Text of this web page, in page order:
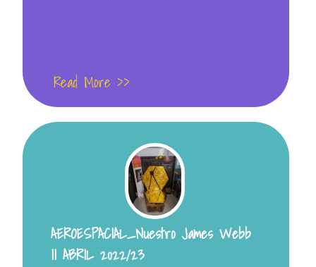
Read More >>
AEROESPACIAL_Nuestro James Webb
II ABRIL 2022/23